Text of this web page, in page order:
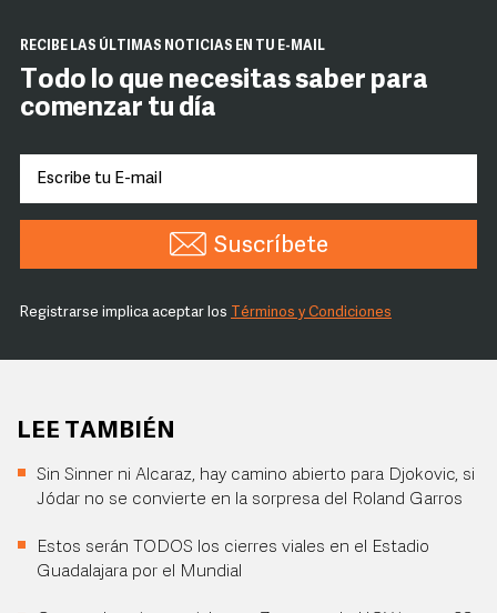
RECIBE LAS ÚLTIMAS NOTICIAS EN TU E-MAIL
Todo lo que necesitas saber para
comenzar tu día
Suscríbete
Registrarse implica aceptar los Términos y Condiciones
LEE TAMBIÉN
Sin Sinner ni Alcaraz, hay camino abierto para Djokovic, si
Jódar no se convierte en la sorpresa del Roland Garros
Estos serán TODOS los cierres viales en el Estadio
Guadalajara por el Mundial